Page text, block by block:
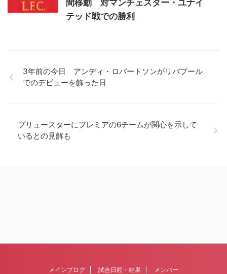
間移動 対マンチェスター・ユナイ
テッド戦での勝利
3年前の今日 アンディ・ロバートソンがリバプール
でのデビューを飾った日
ブリュースターにプレミアの6チームが関心を示して
いるとの見解も
メインブログ 試合日程・結果 メンバー